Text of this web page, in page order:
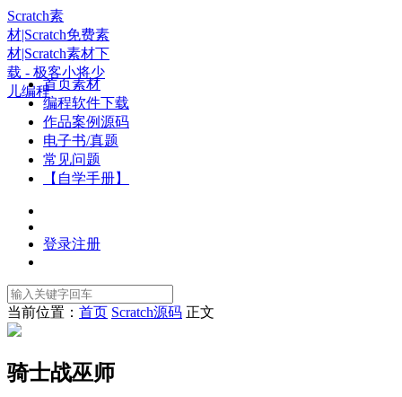
Scratch素
材|Scratch免费素
材|Scratch素材下
载 - 极客小将少
儿编程首页素材
编程软件下载
作品案例源码
电子书/真题
常见问题
【自学手册】
登录注册
当前位置： 首页 Scratch源码 正文
骑士战巫师